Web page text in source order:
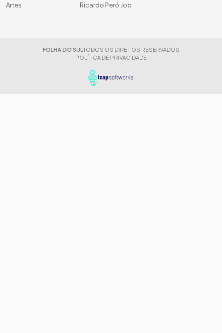
Artes
Ricardo Peró Job
FOLHA DO SUL TODOS OS DIREITOS RESERVADOS
POLÍTICA DE PRIVACIDADE